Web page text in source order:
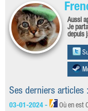
Aussi
Je
depuis
Ses derniers articles :
03-01-2024 -
Où en est